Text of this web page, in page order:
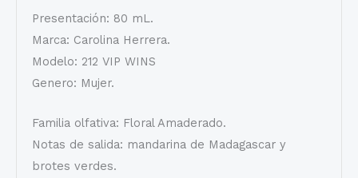
Presentación: 80 mL.
Marca: Carolina Herrera.
Modelo: 212 VIP WINS
Genero: Mujer.
Familia olfativa: Floral Amaderado.
Notas de salida: mandarina de Madagascar y
brotes verdes.